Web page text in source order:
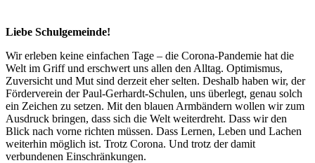
Liebe Schulgemeinde!
Wir erleben keine einfachen Tage – die Corona-Pandemie hat die
Welt im Griff und erschwert uns allen den Alltag. Optimismus,
Zuversicht und Mut sind derzeit eher selten. Deshalb haben wir, der
Förderverein der Paul-Gerhardt-Schulen, uns überlegt, genau solch
ein Zeichen zu setzen. Mit den blauen Armbändern wollen wir zum
Ausdruck bringen, dass sich die Welt weiterdreht. Dass wir den
Blick nach vorne richten müssen. Dass Lernen, Leben und Lachen
weiterhin möglich ist. Trotz Corona. Und trotz der damit
verbundenen Einschränkungen.